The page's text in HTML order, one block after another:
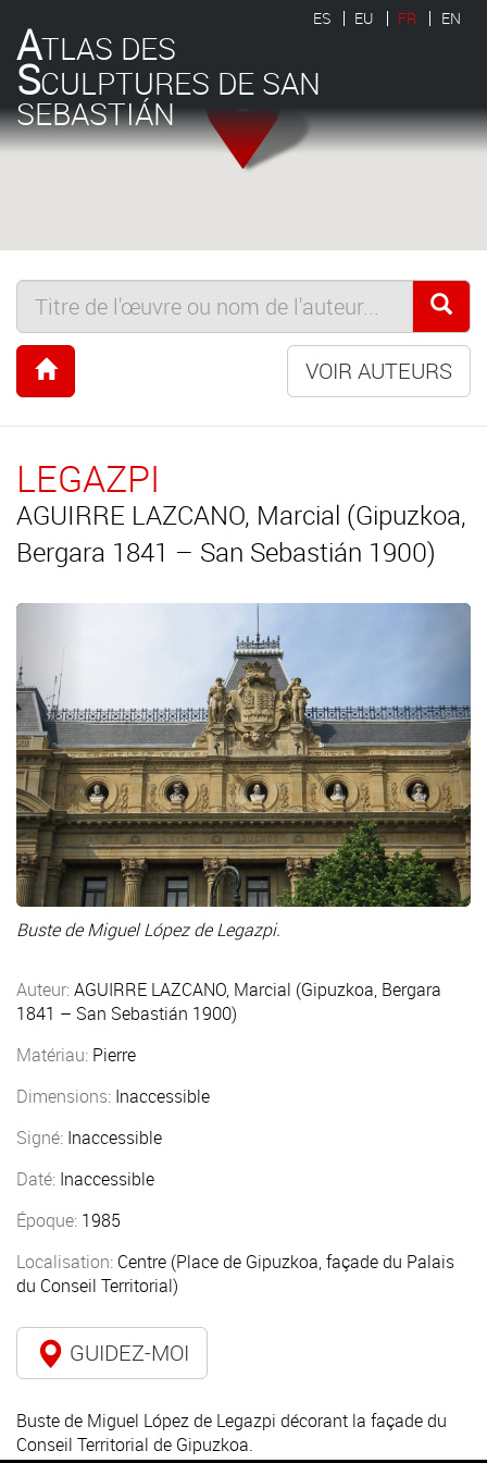
ATLAS DES
SCULPTURES DE SAN
SEBASTIÁN
ES EU FR EN
VOIR AUTEURS
LEGAZPI
AGUIRRE LAZCANO, Marcial (Gipuzkoa,
Bergara 1841 – San Sebastián 1900)
Buste de Miguel López de Legazpi.
Auteur:AGUIRRE LAZCANO, Marcial (Gipuzkoa, Bergara
1841 – San Sebastián 1900)
Matériau: Pierre
Dimensions: Inaccessible
Signé: Inaccessible
Daté: Inaccessible
Époque: 1985
Localisation: Centre (Place de Gipuzkoa, façade du Palais
du Conseil Territorial)
GUIDEZ-MOI
Buste de Miguel López de Legazpi décorant la façade du
Conseil Territorial de Gipuzkoa.